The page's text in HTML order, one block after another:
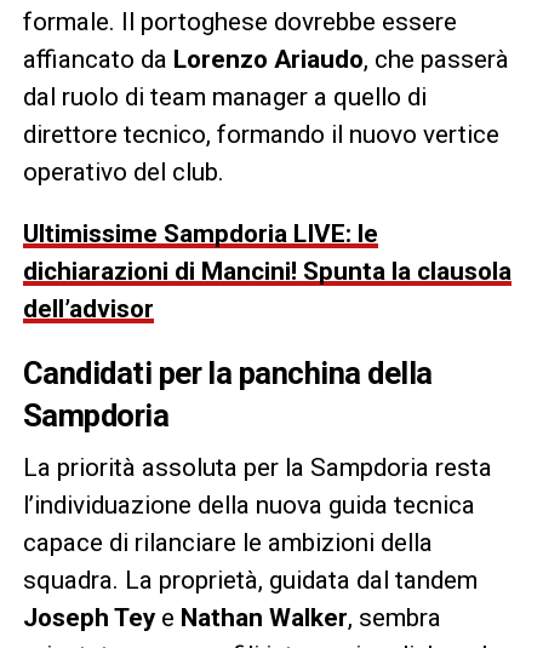
formale. Il portoghese dovrebbe essere
affiancato da Lorenzo Ariaudo, che passerà
dal ruolo di team manager a quello di
direttore tecnico, formando il nuovo vertice
operativo del club.
Ultimissime Sampdoria LIVE: le
dichiarazioni di Mancini! Spunta la clausola
dell’advisor
Candidati per la panchina della
Sampdoria
La priorità assoluta per la Sampdoria resta
l’individuazione della nuova guida tecnica
capace di rilanciare le ambizioni della
squadra. La proprietà, guidata dal tandem
Joseph Teye Nathan Walker, sembra